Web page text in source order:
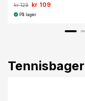
kr 129 kr 109
På lager
Tennisbager